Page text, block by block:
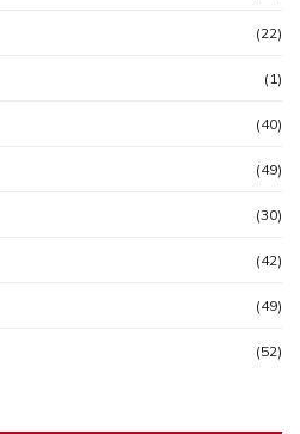
(22)
(1)
(40)
(49)
(30)
(42)
(49)
(52)